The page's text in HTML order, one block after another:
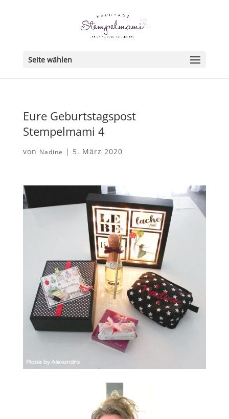
Seite wählen
Eure Geburtstagspost
Stempelmami 4
von Nadine | 5. März 2020